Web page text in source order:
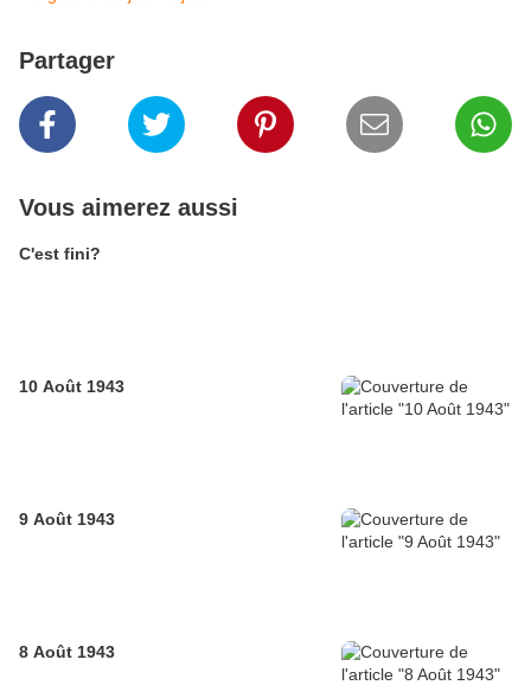
Partager
Vous aimerez aussi
C'est fini?
10 Août 1943
9 Août 1943
8 Août 1943